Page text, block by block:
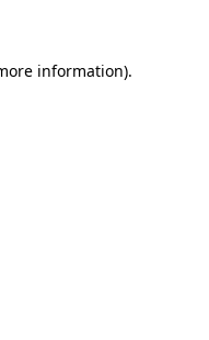
information).